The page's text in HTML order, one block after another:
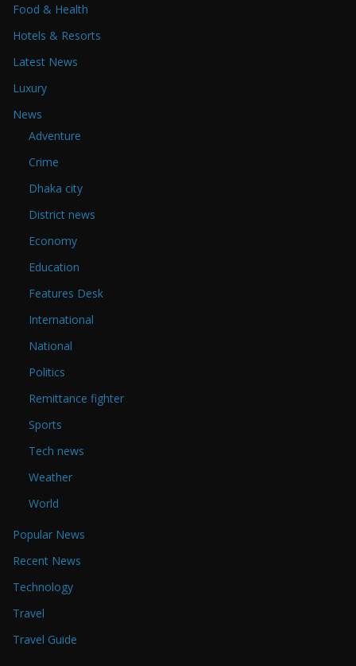
Food & Health
Hotels & Resorts
Latest News
Luxury
News
Adventure
Crime
Dhaka city
District news
Economy
Education
Features Desk
International
National
Politics
Remittance fighter
Sports
Tech news
Weather
World
Popular News
Recent News
Technology
Travel
Travel Guide